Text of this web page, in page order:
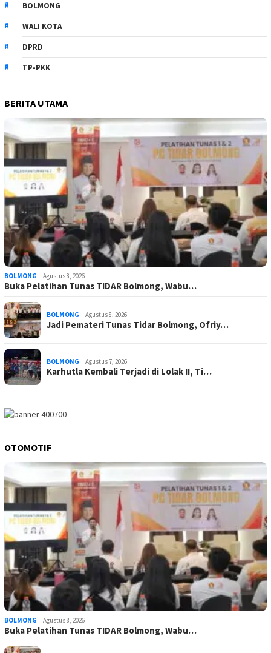
BOLMONG
WALI KOTA
DPRD
TP-PKK
BERITA UTAMA
BOLMONG Agustus 8, 2026
Buka Pelatihan Tunas TIDAR Bolmong, Wabu…
BOLMONG Agustus 8, 2026
Jadi Pemateri Tunas Tidar Bolmong, Ofriy…
BOLMONG Agustus 7, 2026
Karhutla Kembali Terjadi di Lolak II, Ti…
OTOMOTIF
BOLMONG Agustus 8, 2026
Buka Pelatihan Tunas TIDAR Bolmong, Wabu…